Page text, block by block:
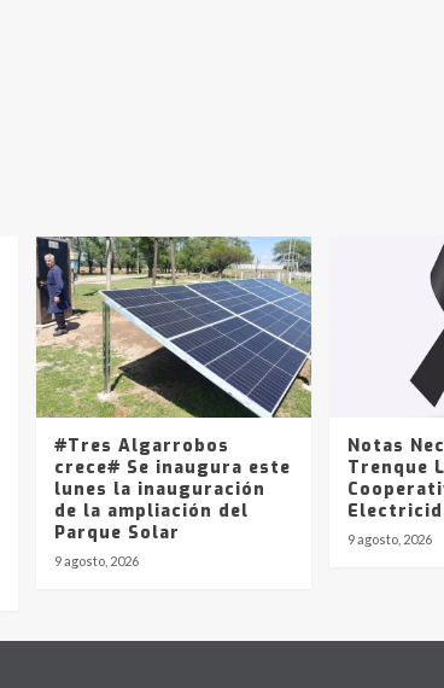
#Tres Algarrobos
crece# Se inaugura este
lunes la inauguración
de la ampliación del
Parque Solar
9 agosto, 2026
Notas
Trenque
9 agosto, 2026